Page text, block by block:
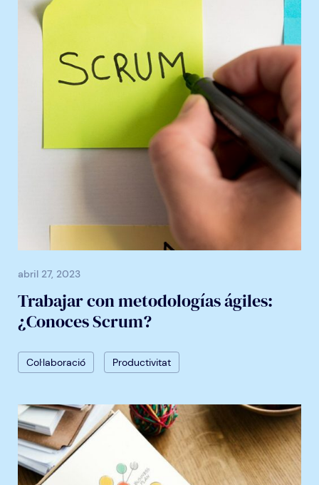
abril 27, 2023
Trabajar con metodologías ágiles:
¿Conoces Scrum?
Col·laboració Productivitat